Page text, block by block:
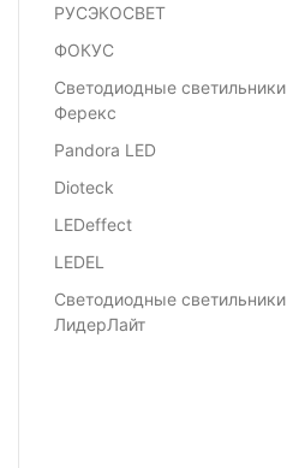
РУСЭКОСВЕТ
ФОКУС
Светодиодные светильники
Ферекс
Pandora LED
Dioteck
LEDeffect
LEDEL
Светодиодные светильники
ЛидерЛайт